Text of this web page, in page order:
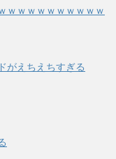
ｗｗｗｗｗｗｗｗｗｗ
がえちえちすぎる